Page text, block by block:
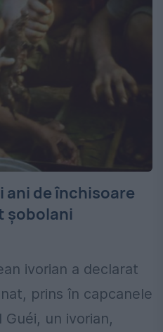
ani de închisoare
şobolani
ivorian a declarat
prins în capcanele
un ivorian,